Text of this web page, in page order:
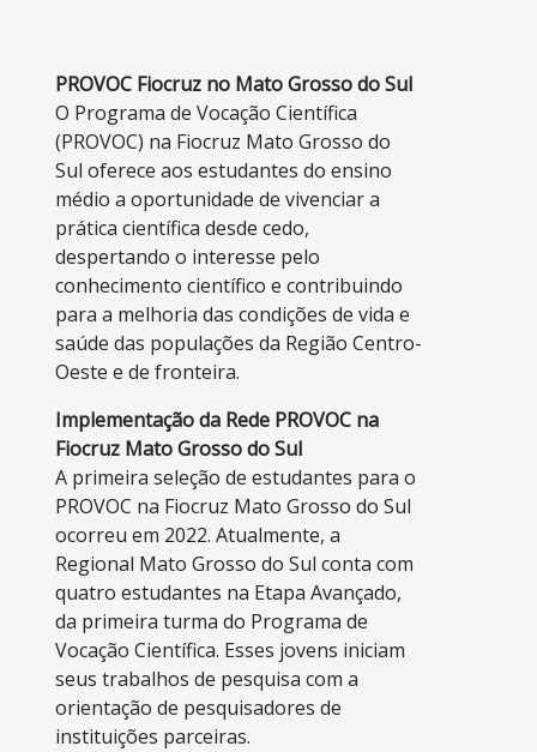
Body
PROVOC Fiocruz no Mato Grosso do Sul
O Programa de Vocação Científica
(PROVOC) na Fiocruz Mato Grosso do
Sul oferece aos estudantes do ensino
médio a oportunidade de vivenciar a
prática científica desde cedo,
despertando o interesse pelo
conhecimento científico e contribuindo
para a melhoria das condições de vida e
saúde das populações da Região Centro-
Oeste e de fronteira.
Implementação da Rede PROVOC na
Fiocruz Mato Grosso do Sul
A primeira seleção de estudantes para o
PROVOC na Fiocruz Mato Grosso do Sul
ocorreu em 2022. Atualmente, a
Regional Mato Grosso do Sul conta com
quatro estudantes na Etapa Avançado,
da primeira turma do Programa de
Vocação Científica. Esses jovens iniciam
seus trabalhos de pesquisa com a
orientação de pesquisadores de
instituições parceiras.